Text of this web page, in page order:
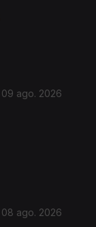
09 ago. 2026
08 ago. 2026